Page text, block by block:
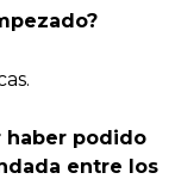
haber podido
entre los